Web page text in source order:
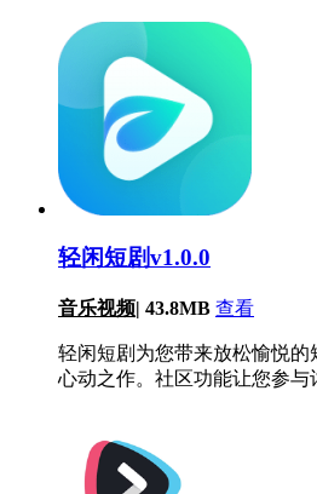
轻闲短剧v1.0.0
音乐视频| 43.8MB 查看
轻闲短剧为您带来放松愉悦
心动之作。社区功能让您参与